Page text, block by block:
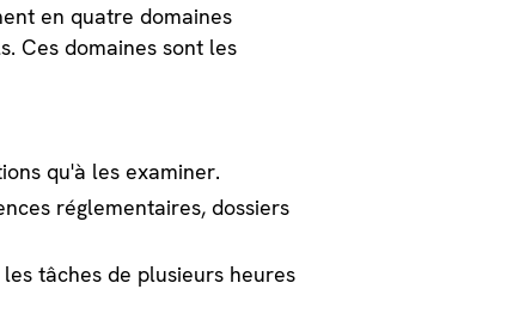
en quatre domaines
Ces domaines sont les
qu'à les examiner.
réglementaires, dossiers
tâches de plusieurs heures